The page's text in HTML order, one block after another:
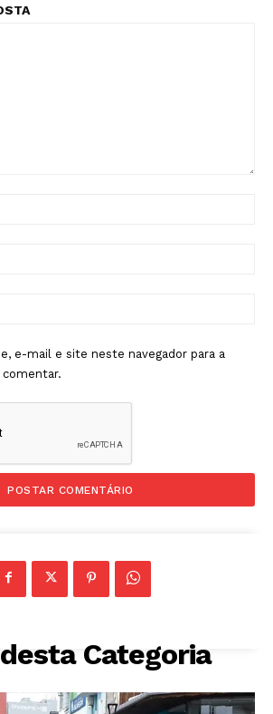
e-mail e site neste navegador para a
Categoria